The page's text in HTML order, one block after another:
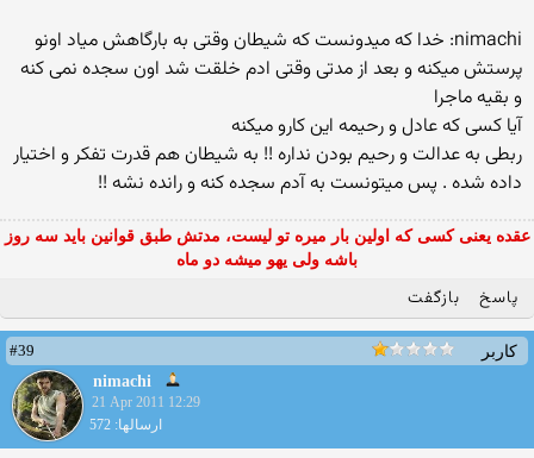
nimachi: خدا كه میدونست كه شیطان وقتی به بارگاهش میاد اونو
پرستش میكنه و بعد از مدتی وقتی ادم خلقت شد اون سجده نمی كنه
و بقیه ماجرا
آیا كسی كه عادل و رحیمه این كارو میكنه
ربطی به عدالت و رحیم بودن نداره !! به شیطان هم قدرت تفكر و اختیار
داده شده . پس میتونست به آدم سجده كنه و رانده نشه !!
عقده یعنی کسی که اولین بار میره تو لیست، مدتش طبق قوانین باید سه روز
باشه ولی یهو میشه دو ماه
پاسخ بازگفت
کاربر
#39
nimachi
21 Apr 2011 12:29
ارسالها: 572